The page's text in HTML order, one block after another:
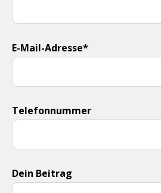
E-Mail-Adresse*
Telefonnummer
Dein Beitrag